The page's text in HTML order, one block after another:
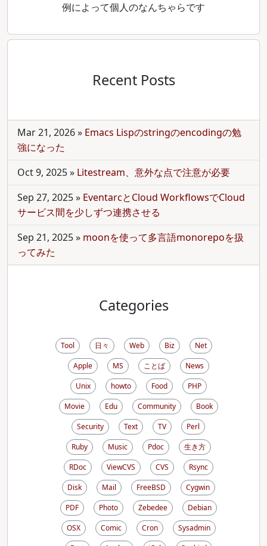
例によって個人のなんちゃらです
Recent Posts
Mar 21, 2026» Emacs Lispのstringのencodingの勉
強になった
Oct 9, 2025» Litestream、意外な点で注意が必要
Sep 27, 2025» EventarcとCloud WorkflowsでCloud
サービス間を少しずつ連携させる
Sep 21, 2025» moonを使って多言語monorepoを扱
ってみた
Categories
Tool 日々 Web Biz
Net
Apple
MS ことば
News
Unix
howto Food
PHP
Movie
Edu Community
Book
Security
Text TV
Perl
Ruby
Music Pdoc
生き方
RDoc
ViewCVS CVS
Rsync
Disk
Mail FreeBSD
Cygwin
PDF
Photo Zebedee
Debian
OSX
Comic Cron
Sysadmin